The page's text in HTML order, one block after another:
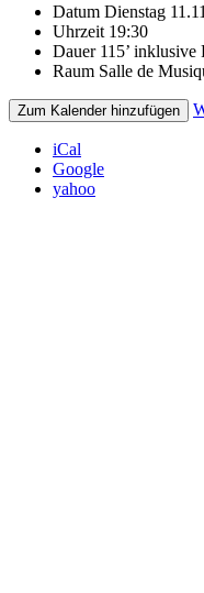
Datum Dienstag
Uhrzeit 19:30
Dauer 115’ inklusive
Raum Salle de
Zum Kalender hinzufügen
iCal
Google
yahoo